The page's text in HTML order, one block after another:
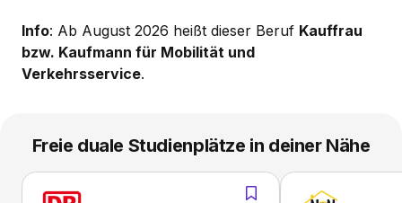
Info: Ab August 2026 heißt dieser Beruf Kauffrau
bzw. Kaufmann für Mobilität und
Verkehrsservice.
Freie duale Studienplätze in deiner Nähe